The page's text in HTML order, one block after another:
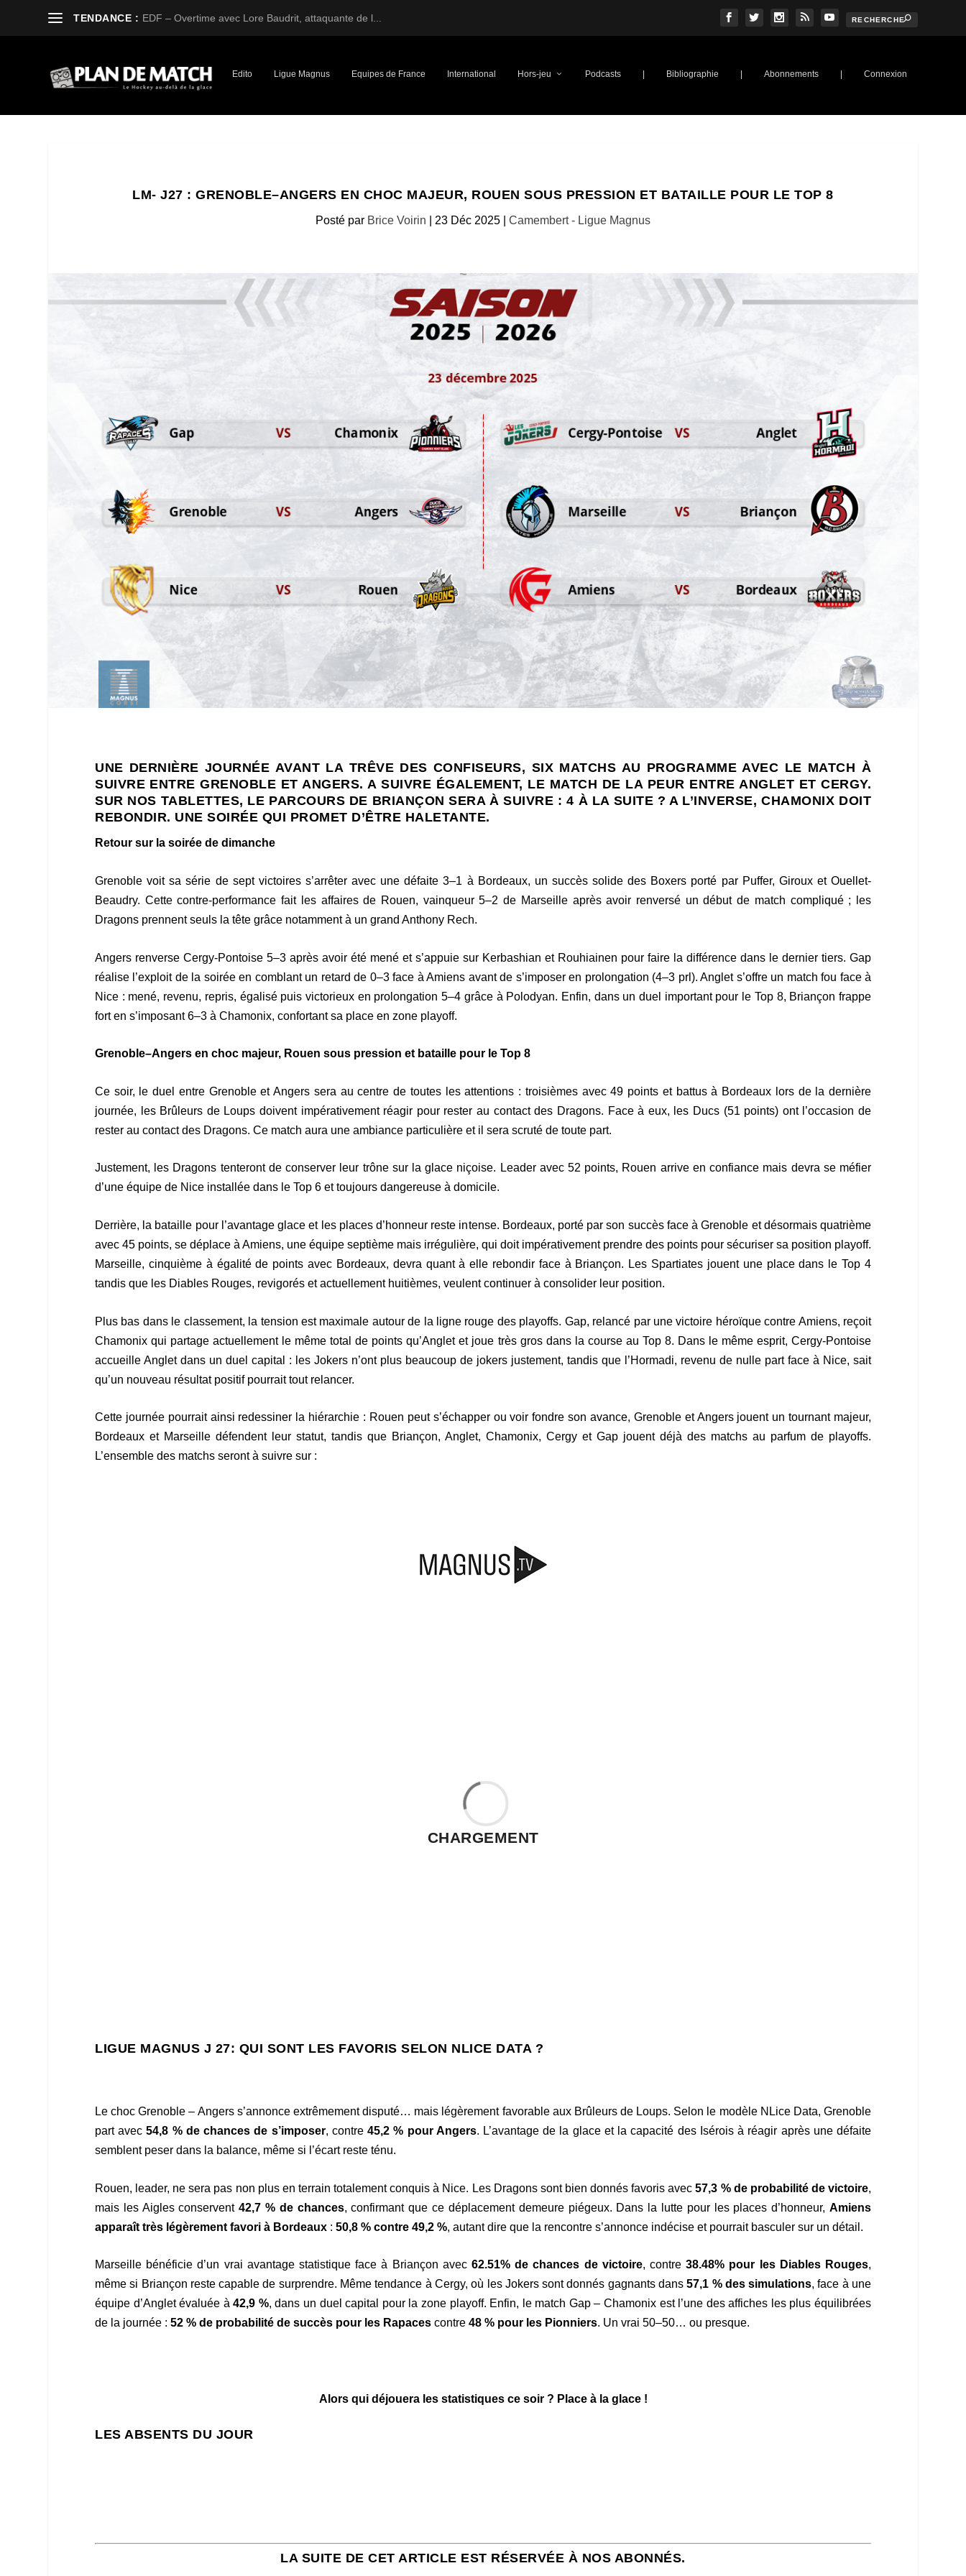
TENDANCE : EDF – Overtime avec Lore Baudrit, attaquante de l...
Edito Ligue Magnus Equipes de France International Hors-jeu Podcasts Bibliographie Abonnements Connexion
LM- J27 : GRENOBLE–ANGERS EN CHOC MAJEUR, ROUEN SOUS PRESSION ET BATAILLE POUR LE TOP 8
Posté par Brice Voirin 23 Déc 2025 Camembert - Ligue Magnus
UNE DERNIÈRE JOURNÉE AVANT LA TRÊVE DES CONFISEURS, SIX MATCHS AU PROGRAMME AVEC LE MATCH À
SUIVRE ENTRE GRENOBLE ET ANGERS. A SUIVRE ÉGALEMENT, LE MATCH DE LA PEUR ENTRE ANGLET ET CERGY.
SUR NOS TABLETTES, LE PARCOURS DE BRIANÇON SERA À SUIVRE : 4 À LA SUITE ? A L’INVERSE, CHAMONIX DOIT
REBONDIR. UNE SOIRÉE QUI PROMET D’ÊTRE HALETANTE.
Retour sur la soirée de dimanche
Grenoble voit sa série de sept victoires s’arrêter avec une défaite 3–1 à Bordeaux, un succès solide des Boxers porté par Puffer, Giroux et Ouellet-
Beaudry. Cette contre-performance fait les affaires de Rouen, vainqueur 5–2 de Marseille après avoir renversé un début de match compliqué ; les
Dragons prennent seuls la tête grâce notamment à un grand Anthony Rech.
Angers renverse Cergy-Pontoise 5–3 après avoir été mené et s’appuie sur Kerbashian et Rouhiainen pour faire la différence dans le dernier tiers. Gap
réalise l’exploit de la soirée en comblant un retard de 0–3 face à Amiens avant de s’imposer en prolongation (4–3 prl). Anglet s’offre un match fou face à
Nice : mené, revenu, repris, égalisé puis victorieux en prolongation 5–4 grâce à Polodyan. Enfin, dans un duel important pour le Top 8, Briançon frappe
fort en s’imposant 6–3 à Chamonix, confortant sa place en zone playoff.
Grenoble–Angers en choc majeur, Rouen sous pression et bataille pour le Top 8
Ce soir, le duel entre Grenoble et Angers sera au centre de toutes les attentions : troisièmes avec 49 points et battus à Bordeaux lors de la dernière
journée, les Brûleurs de Loups doivent impérativement réagir pour rester au contact des Dragons. Face à eux, les Ducs (51 points) ont l’occasion de
rester au contact des Dragons. Ce match aura une ambiance particulière et il sera scruté de toute part.
Justement, les Dragons tenteront de conserver leur trône sur la glace niçoise. Leader avec 52 points, Rouen arrive en confiance mais devra se méfier
d’une équipe de Nice installée dans le Top 6 et toujours dangereuse à domicile.
Derrière, la bataille pour l’avantage glace et les places d’honneur reste intense. Bordeaux, porté par son succès face à Grenoble et désormais quatrième
avec 45 points, se déplace à Amiens, une équipe septième mais irrégulière, qui doit impérativement prendre des points pour sécuriser sa position playoff.
Marseille, cinquième à égalité de points avec Bordeaux, devra quant à elle rebondir face à Briançon. Les Spartiates jouent une place dans le Top 4
tandis que les Diables Rouges, revigorés et actuellement huitièmes, veulent continuer à consolider leur position.
Plus bas dans le classement, la tension est maximale autour de la ligne rouge des playoffs. Gap, relancé par une victoire héroïque contre Amiens, reçoit
Chamonix qui partage actuellement le même total de points qu’Anglet et joue très gros dans la course au Top 8. Dans le même esprit, Cergy-Pontoise
accueille Anglet dans un duel capital : les Jokers n’ont plus beaucoup de jokers justement, tandis que l’Hormadi, revenu de nulle part face à Nice, sait
qu’un nouveau résultat positif pourrait tout relancer.
Cette journée pourrait ainsi redessiner la hiérarchie : Rouen peut s’échapper ou voir fondre son avance, Grenoble et Angers jouent un tournant majeur,
Bordeaux et Marseille défendent leur statut, tandis que Briançon, Anglet, Chamonix, Cergy et Gap jouent déjà des matchs au parfum de playoffs.
L’ensemble des matchs seront à suivre sur :
CHARGEMENT
LIGUE MAGNUS J 27: QUI SONT LES FAVORIS SELON NLICE DATA ?
Le choc Grenoble – Angers s’annonce extrêmement disputé… mais légèrement favorable aux Brûleurs de Loups. Selon le modèle NLice Data, Grenoble
part avec54,8 % de chances de s’imposer, contre45,2 % pour Angers. L’avantage de la glace et la capacité des Isérois à réagir après une défaite
semblent peser dans la balance, même si l’écart reste ténu.
Rouen, leader, ne sera pas non plus en terrain totalement conquis à Nice. Les Dragons sont bien donnés favoris avec57,3 % de probabilité de victoire,
mais les Aigles conservent42,7 % de chances, confirmant que ce déplacement demeure piégeux. Dans la lutte pour les places d’honneur,Amiens
apparaît très légèrement favori à Bordeaux : 50,8 % contre 49,2 %, autant dire que la rencontre s’annonce indécise et pourrait basculer sur un détail.
Marseille bénéficie d’un vrai avantage statistique face à Briançon avec 62.51% de chances de victoire, contre38.48% pour les Diables Rouges,
même si Briançon reste capable de surprendre. Même tendance à Cergy, où les Jokers sont donnés gagnants dans57,1 % des simulations, face à une
équipe d’Anglet évaluée à42,9 %, dans un duel capital pour la zone playoff. Enfin, le match Gap – Chamonix est l’une des affiches les plus équilibrées
de la journée : 52 % de probabilité de succès pour les Rapaces contre 48 % pour les Pionniers. Un vrai 50–50… ou presque.
Alors qui déjouera les statistiques ce soir ? Place à la glace !
LES ABSENTS DU JOUR
LA SUITE DE CET ARTICLE EST RÉSERVÉE À NOS ABONNÉS.